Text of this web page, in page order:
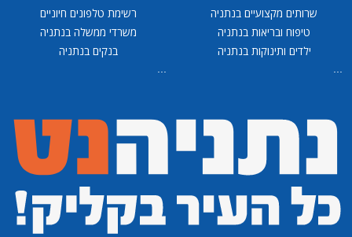
שרותים מקצועיים בנתניה
טיפוח ובריאות בנתניה
ילדים ותינוקות בנתניה
רשימת טלפונים חיוניים
משרדי ממשלה בנתניה
בנקים בנתניה